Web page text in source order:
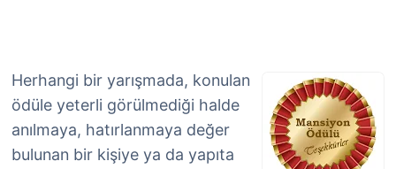
Herhangi bir yarışmada, konulan
ödüle yeterli görülmediği halde
anılmaya, hatırlanmaya değer
bulunan bir kişiye ya da yapıta